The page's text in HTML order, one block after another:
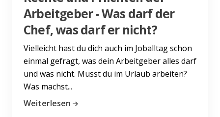
Arbeitgeber - Was darf der
Chef, was darf er nicht?
Vielleicht hast du dich auch im Joballtag schon
einmal gefragt, was dein Arbeitgeber alles darf
und was nicht. Musst du im Urlaub arbeiten?
Was machst...
Weiterlesen